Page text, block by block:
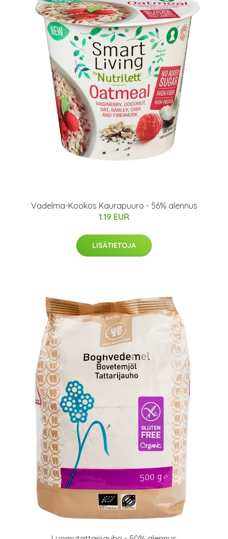
Vadelma-Kookos Kaurapuuro - 56% alennus
1.19 EUR
LISÄTIETOJA